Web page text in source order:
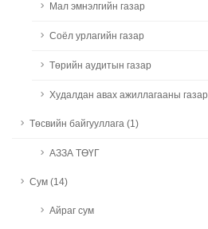
Мал эмнэлгийн газар
Соёл урлагийн газар
Төрийн аудитын газар
Худалдан авах ажиллагааны газар
Төсвийн байгууллага (1)
АЗЗА ТӨҮГ
Сум (14)
Айраг сум